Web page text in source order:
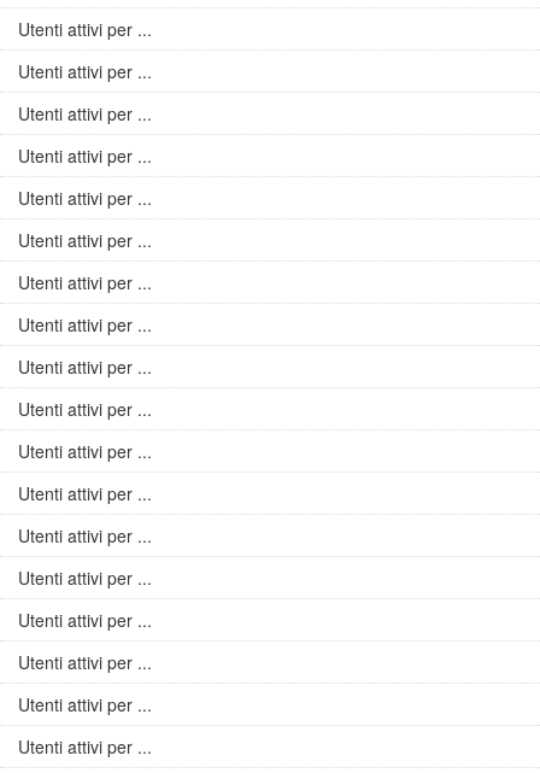
Utenti attivi per ...
Utenti attivi per ...
Utenti attivi per ...
Utenti attivi per ...
Utenti attivi per ...
Utenti attivi per ...
Utenti attivi per ...
Utenti attivi per ...
Utenti attivi per ...
Utenti attivi per ...
Utenti attivi per ...
Utenti attivi per ...
Utenti attivi per ...
Utenti attivi per ...
Utenti attivi per ...
Utenti attivi per ...
Utenti attivi per ...
Utenti attivi per ...